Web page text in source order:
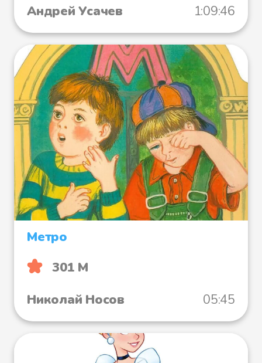
Андрей Усачев
1:09:46
Метро
301 М
Николай Носов
05:45